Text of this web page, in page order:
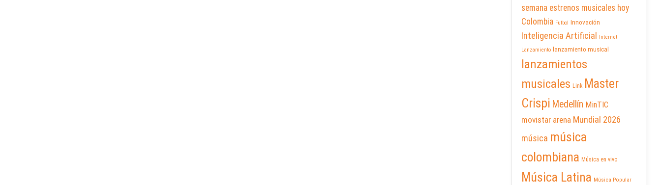
semana estrenos musicales hoy
Colombia Futbol Innovación
Inteligencia Artificial
Internet
Lanzamiento
lanzamiento musical
lanzamientos
musicales Link Master
Crispi Medellín MinTIC
movistar arena Mundial 2026
música música
colombiana Música en vivo
Música Latina Música Popular